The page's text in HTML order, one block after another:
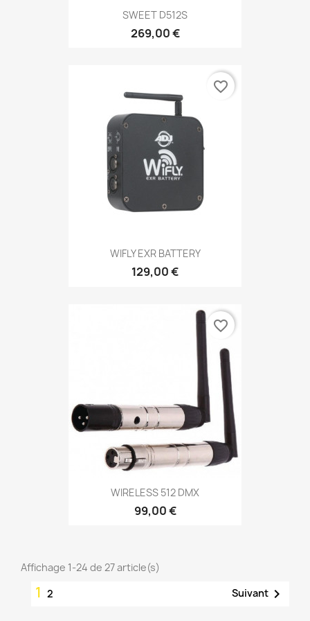
SWEET D512S
269,00 €
WIFLY EXR BATTERY
129,00 €
favorite_border
WIRELESS 512 DMX
99,00 €
favorite_border
Affichage 1-24 de 27 article(s)
1 2 Suivant 